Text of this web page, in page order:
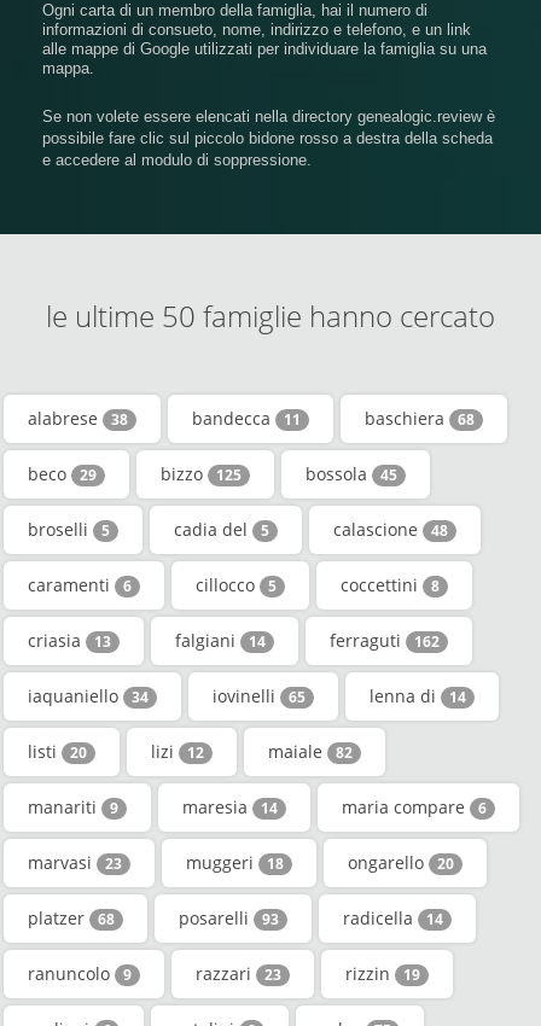
Ogni carta di un membro della famiglia, hai il numero di
informazioni di consueto, nome, indirizzo e telefono, e un link
alle mappe di Google utilizzati per individuare la famiglia su una
mappa.
Se non volete essere elencati nella directory genealogic.review è
possibile fare clic sul piccolo bidone rosso a destra della scheda
e accedere al modulo di soppressione.
le ultime 50 famiglie hanno cercato
alabrese 38 bandecca 11 baschiera 68
beco 29 bizzo 125 bossola 45
broselli 5 cadia del 5 calascione 48
caramenti 6 cillocco 5 coccettini 8
criasia 13 falgiani 14 ferraguti 162
iaquaniello 34 iovinelli 65 lenna di 14
listi 20 lizi 12 maiale 82
manariti 9 maresia 14 maria compare 6
marvasi 23 muggeri 18 ongarello 20
platzer 68 posarelli 93 radicella 14
ranuncolo 9 razzari 23 rizzin 19